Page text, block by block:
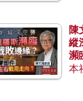
陳
縱
瀕
國
本